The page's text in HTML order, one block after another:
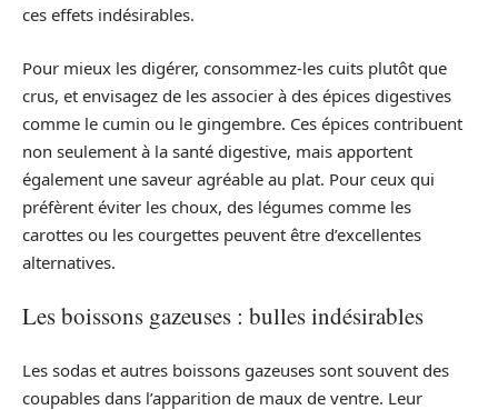
ces effets indésirables.
Pour mieux les digérer, consommez-les cuits plutôt que
crus, et envisagez de les associer à des épices digestives
comme le cumin ou le gingembre. Ces épices contribuent
non seulement à la santé digestive, mais apportent
également une saveur agréable au plat. Pour ceux qui
préfèrent éviter les choux, des légumes comme les
carottes ou les courgettes peuvent être d’excellentes
alternatives.
Les boissons gazeuses : bulles indésirables
Les sodas et autres boissons gazeuses sont souvent des
coupables dans l’apparition de maux de ventre. Leur